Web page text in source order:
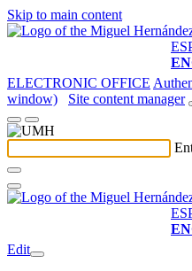
Skip to main content
ELECTRONIC OFFICE
window)
Site content manager
Edit